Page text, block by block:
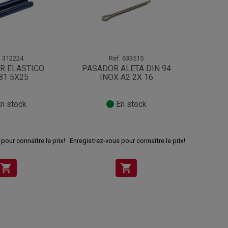
312224
ELASTICO
5X25
stock
connaître le prix!
shopping_cart
Réf. 633515
PASADOR ALETA DIN 94
INOX A2 2X 16
En stock
Enregistrez-vous pour connaître le prix!
shopping_cart